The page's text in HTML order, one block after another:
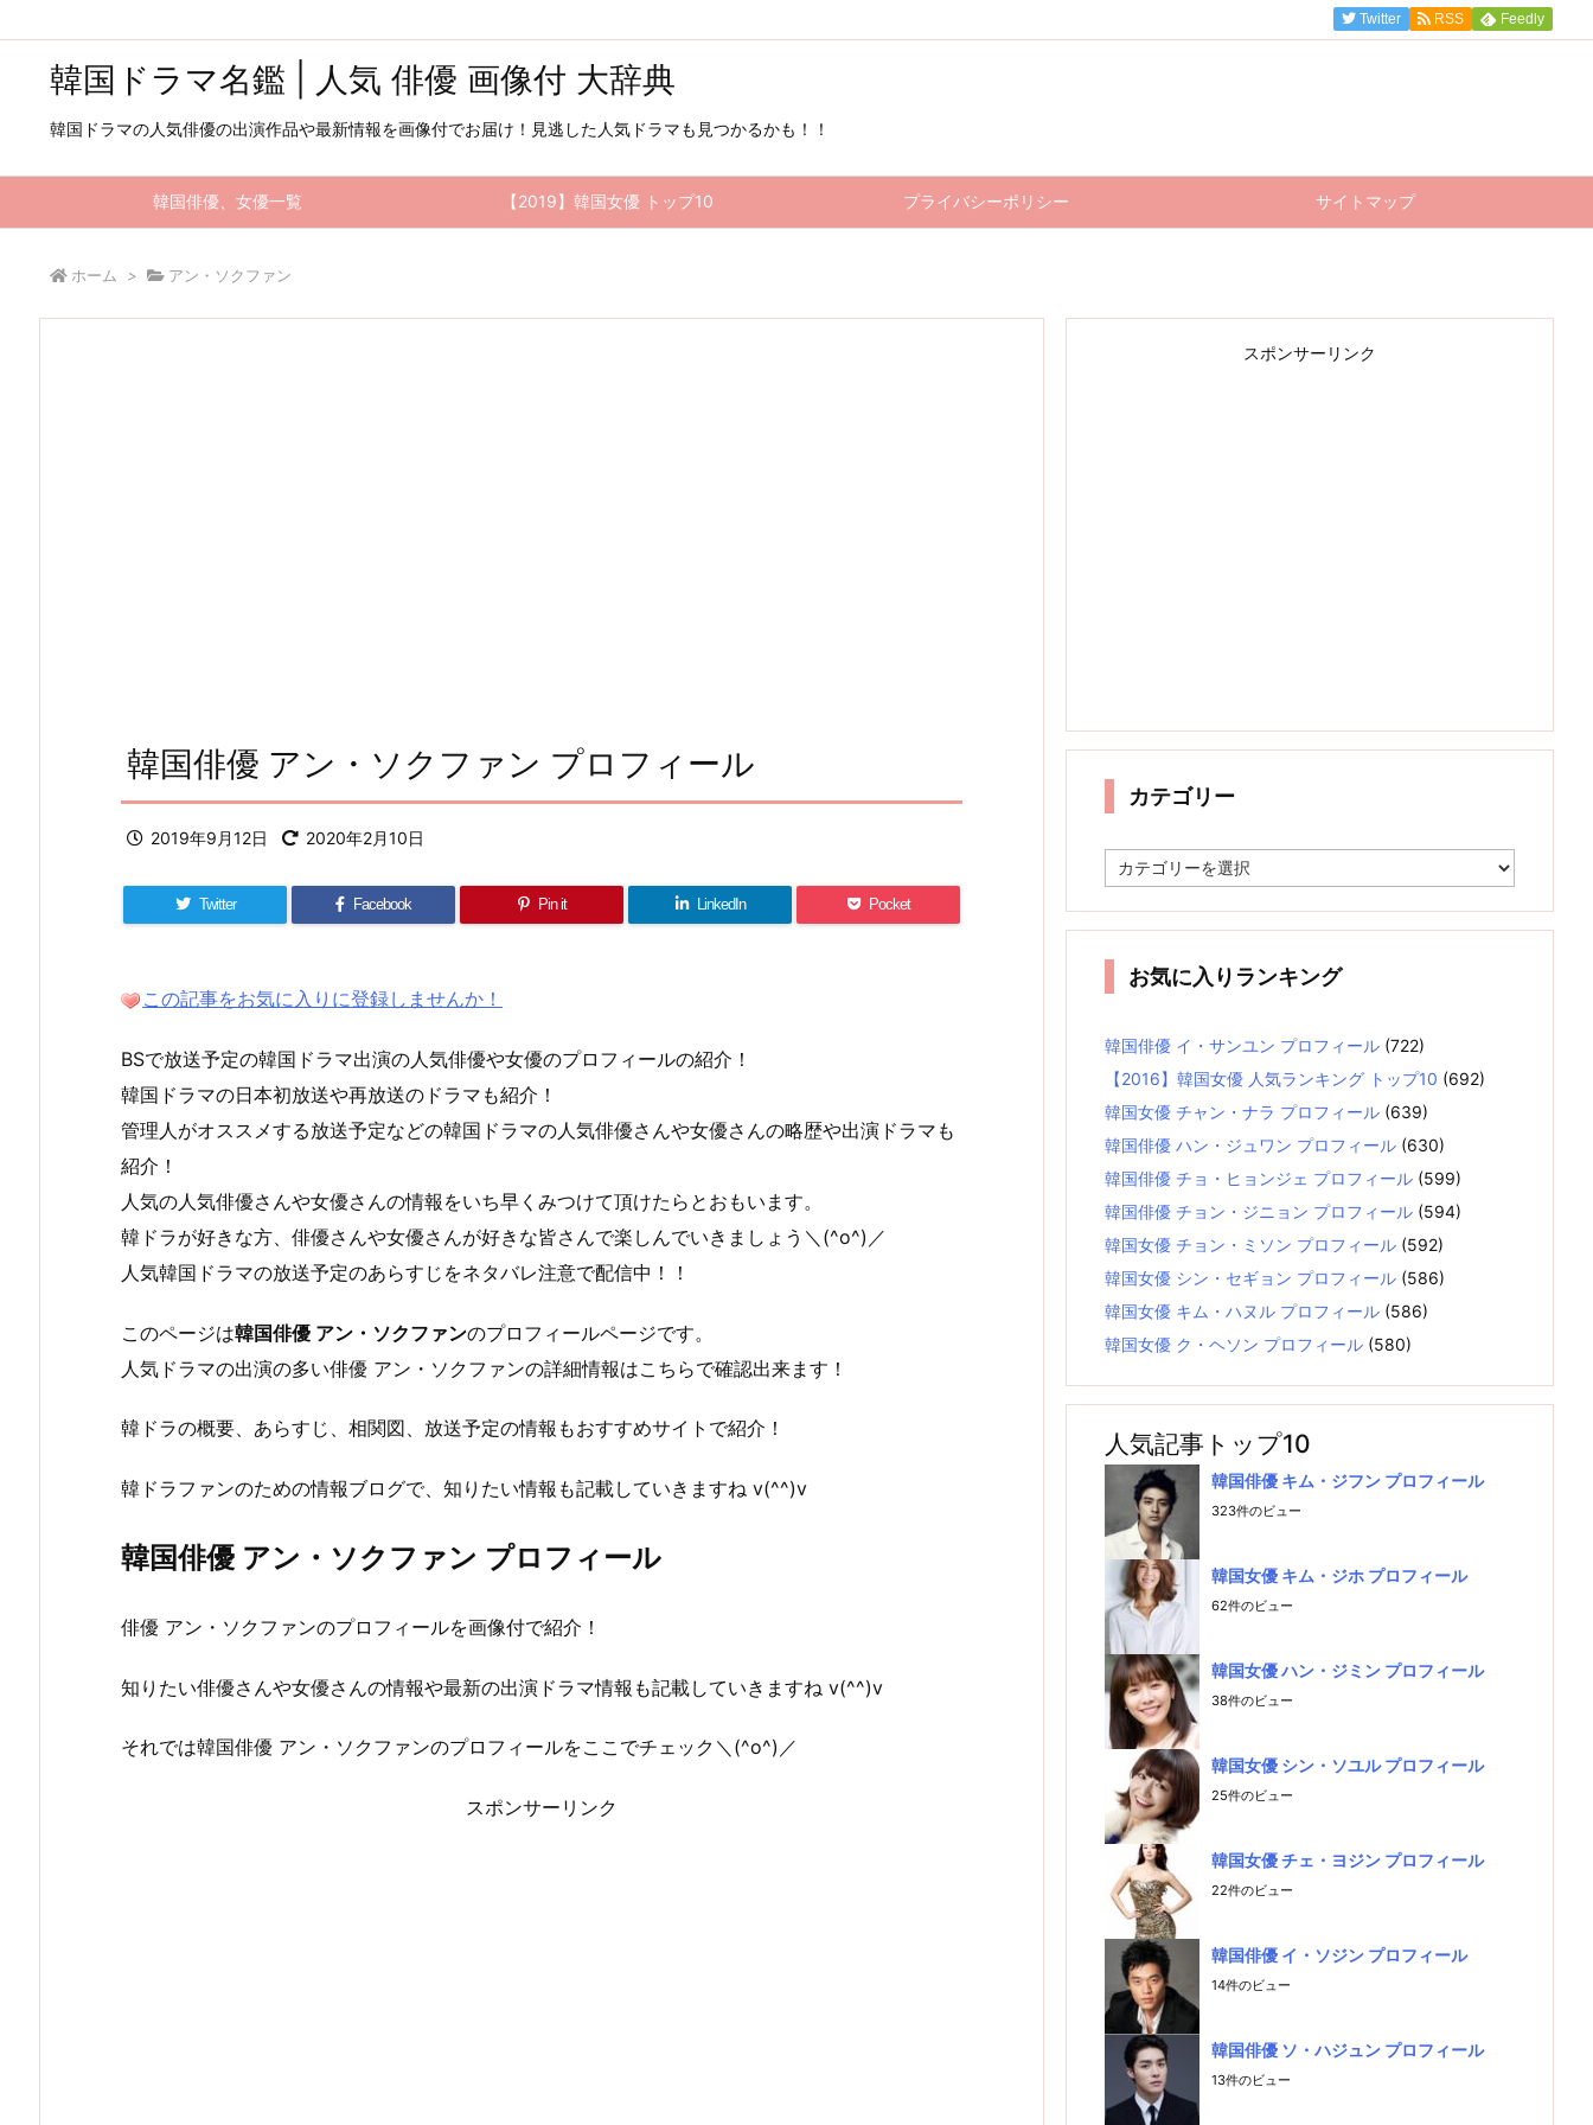
韓国ドラマ名鑑 | 人気 俳優 画像付 大辞典
韓国ドラマの人気俳優の出演作品や最新情報を画像付でお届け！見逃した人気ドラマも見つかるかも！！
韓国俳優、女優一覧 【2019】韓国女優 トップ10 プライバシーポリシー サイトマップ
Twitter RSS Feedly
ホーム > アン・ソクファン
韓国俳優 アン・ソクファン プロフィール
2019年9月12日 2020年2月10日
Twitter Facebook Pin it LinkedIn Pocket
この記事をお気に入りに登録しませんか！
BSで放送予定の韓国ドラマ出演の人気俳優や女優のプロフィールの紹介！
韓国ドラマの日本初放送や再放送のドラマも紹介！
管理人がオススメする放送予定などの韓国ドラマの人気俳優さんや女優さんの略歴や出演ドラマも
紹介！
人気の人気俳優さんや女優さんの情報をいち早くみつけて頂けたらとおもいます。
韓ドラが好きな方、俳優さんや女優さんが好きな皆さんで楽しんでいきましょう＼(^o^)／
人気韓国ドラマの放送予定のあらすじをネタバレ注意で配信中！！
このページは韓国俳優 アン・ソクファンのプロフィールページです。
人気ドラマの出演の多い俳優 アン・ソクファンの詳細情報はこちらで確認出来ます！
韓ドラの概要、あらすじ、相関図、放送予定の情報もおすすめサイトで紹介！
韓ドラファンのための情報ブログで、知りたい情報も記載していきますね v(^^)v
韓国俳優 アン・ソクファン プロフィール
俳優 アン・ソクファンのプロフィールを画像付で紹介！
知りたい俳優さんや女優さんの情報や最新の出演ドラマ情報も記載していきますね v(^^)v
それでは韓国俳優 アン・ソクファンのプロフィールをここでチェック＼(^o^)／
スポンサーリンク
スポンサーリンク
カテゴリー
テ
リ
お気に入りランキング
韓国俳優 イ・サンユン プロフィール (722)
【2016】韓国女優 人気ランキング トップ10 (692)
韓国女優 チャン・ナラ プロフィール (639)
韓国俳優 ハン・ジュワン プロフィール (630)
韓国俳優 チョ・ヒョンジェ プロフィール (599)
韓国俳優 チョン・ジニョン プロフィール (594)
韓国女優 チョン・ミソン プロフィール (592)
韓国女優 シン・セギョン プロフィール (586)
韓国女優 キム・ハヌル プロフィール (586)
韓国女優 ク・ヘソン プロフィール (580)
人気記事トップ10
韓国俳優 キム・ジフン プロフィール
323件のビュー
韓国女優 キム・ジホ プロフィール
62件のビュー
韓国女優 ハン・ジミン プロフィール
38件のビュー
韓国女優 シン・ソユル プロフィール
25件のビュー
韓国女優 チェ・ヨジン プロフィール
22件のビュー
韓国俳優 イ・ソジン プロフィール
14件のビュー
韓国俳優 ソ・ハジュン プロフィール
13件のビュー